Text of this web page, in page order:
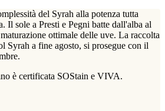
del Syrah alla potenza tutta
Il sole a Presti e Pegni batte dall'alba al
ottimale delle uve. La raccolta
Syrah a fine agosto, si prosegue con il
è certificata SOStain e VIVA.